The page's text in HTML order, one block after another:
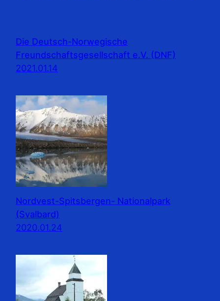
Die Deutsch-Norwegische
Freundschaftsgesellschaft e.V. (DNF)
2021.01.14
Nordvest-Spitsbergen- Nationalpark
(Svalbard)
2020.01.24